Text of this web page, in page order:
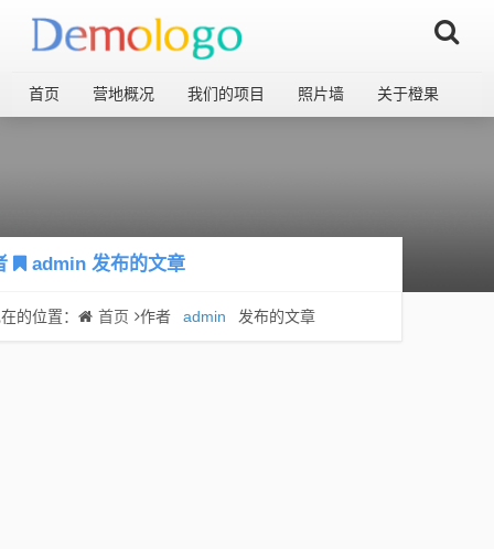
首页 营地概况 我们的项目 照片墙 关于橙果
admin发布的文章
的位置： 首页 作者 admin 发布的文章